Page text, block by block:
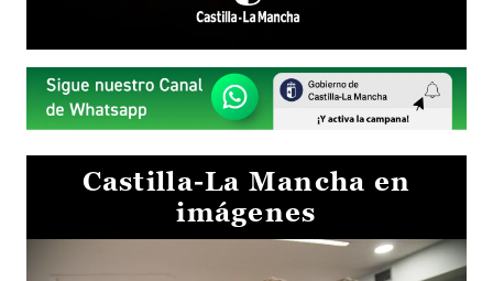
Castilla-La Mancha en
imágenes